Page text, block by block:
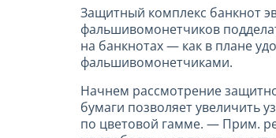
Защитный комплекс банкнот
фальшивомонетчиков
на банкнотах — как в плане
фальшивомонетчиками.
Начнем рассмотрение
бумаги позволяет увеличить
по цветовой гамме. — Прим.